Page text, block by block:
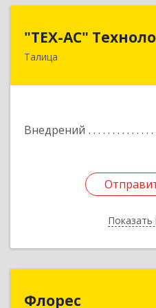
"ТЕХ-АС"
Талица
Внедрений
Показать
Флорес